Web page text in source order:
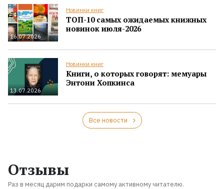
16.07.2026
Новинки книг
ТОП-10 самых ожидаемых книжных
новинок июля-2026
13.07.2026
Новинки книг
Книги, о которых говорят: мемуары
Энтони Хопкинса
Все новости
Отзывы
Раз в месяц дарим подарки самому активному читателю.